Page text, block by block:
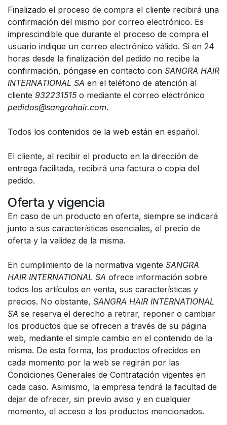
Finalizado el proceso de compra el cliente recibirá una
confirmación del mismo por correo electrónico. Es
imprescindible que durante el proceso de compra el
usuario indique un correo electrónico válido. Si en 24
horas desde la finalización del pedido no recibe la
confirmación, póngase en contacto con SANGRA HAIR
INTERNATIONAL SA en el teléfono de atención al
cliente 932231515o mediante el correo electrónico
pedidos@sangrahair.com.
Todos los contenidos de la web están en español.
El cliente, al recibir el producto en la dirección de
entrega facilitada, recibirá una factura o copia del
pedido.
Oferta y vigencia
En caso de un producto en oferta, siempre se indicará
junto a sus características esenciales, el precio de
oferta y la validez de la misma.
En cumplimiento de la normativa vigente SANGRA
HAIR INTERNATIONAL SA ofrece información sobre
todos los artículos en venta, sus características y
precios. No obstante, SANGRA HAIR INTERNATIONAL
SA se reserva el derecho a retirar, reponer o cambiar
los productos que se ofrecen a través de su página
web, mediante el simple cambio en el contenido de la
misma. De esta forma, los productos ofrecidos en
cada momento por la web se regirán por las
Condiciones Generales de Contratación vigentes en
cada caso. Asimismo, la empresa tendrá la facultad de
dejar de ofrecer, sin previo aviso y en cualquier
momento, el acceso a los productos mencionados.